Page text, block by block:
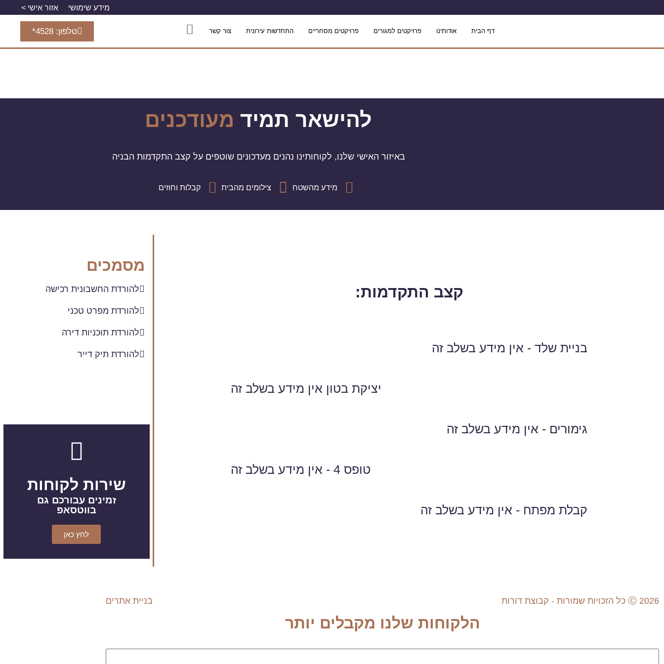
מידע שימושי אזור אישי >
דף הבית אודותינו פרויקטים למגורים פרויקטים מסחריים התחדשות עירונית צור קשר טלפון: 4528*
להישאר תמיד מעודכנים
באיזור האישי שלנו, לקוחותינו נהנים מעדכונים שוטפים על קצב התקדמות הבניה
מידע מהשטח צילומים מהבית קבלות וחוזים
קצב התקדמות:
בניית שלד - אין מידע בשלב זה
יציקת בטון אין מידע בשלב זה
גימורים - אין מידע בשלב זה
טופס 4 - אין מידע בשלב זה
קבלת מפתח - אין מידע בשלב זה
מסמכים
להורדת החשבונית רכישה
להורדת מפרט טכני
להורדת תוכניות דירה
להורדת תיק דייר
שירות לקוחות
זמינים עבורכם גם
בווטסאפ
לחץ כאן
Ⓒ 2026 כל הזכויות שמורות - קבוצת דורות בניית אתרים
הלקוחות שלנו מקבלים יותר